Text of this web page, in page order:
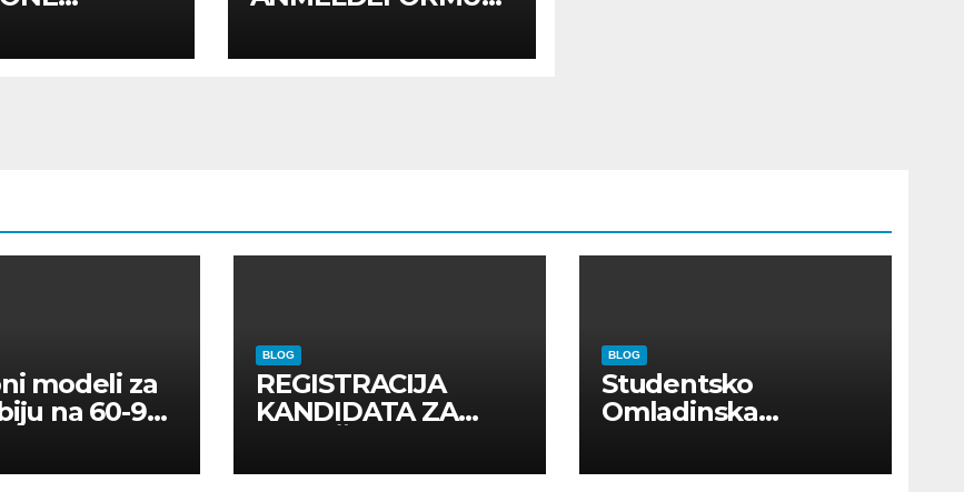
modeli za
na 60-90
BLOG
REGISTRACIJA
KANDIDATA ZA
INOSTRANIM
BLOG
Studentsko
Omladinska
Kompanije“